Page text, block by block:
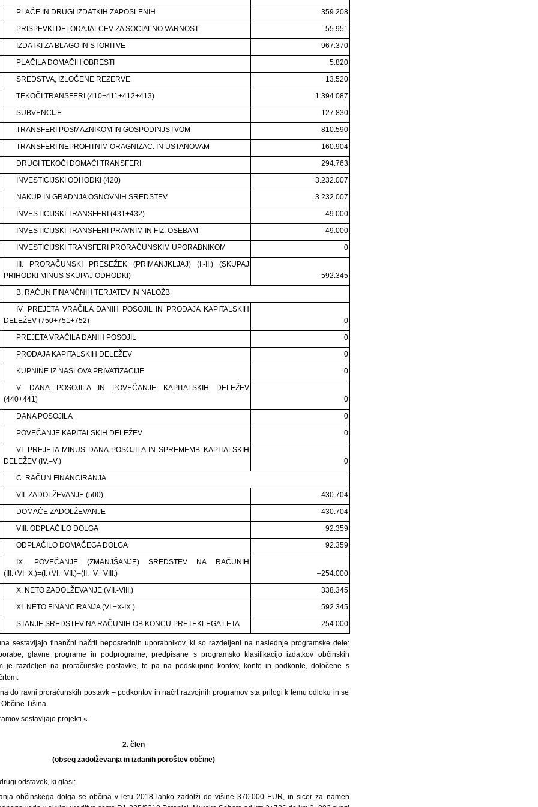
PLAČE IN DRUGI IZDATKIH ZAPOSLENIH
359.208
PRISPEVKI DELODAJALCEV ZA SOCIALNO VARNOST
55.951
IZDATKI ZA BLAGO IN STORITVE
967.370
PLAČILA DOMAČIH OBRESTI
5.820
SREDSTVA, IZLOČENE REZERVE
13.520
TEKOČI TRANSFERI (410+411+412+413)
1.394.087
SUBVENCIJE
127.830
TRANSFERI POSMAZNIKOM IN GOSPODINJSTVOM
810.590
TRANSFERI NEPROFITNIM ORAGNIZAC. IN USTANOVAM
160.904
DRUGI TEKOČI DOMAČI TRANSFERI
294.763
INVESTICIJSKI ODHODKI (420)
3.232.007
NAKUP IN GRADNJA OSNOVNIH SREDSTEV
3.232.007
INVESTICIJSKI TRANSFERI (431+432)
49.000
INVESTICIJSKI TRANSFERI PRAVNIM IN FIZ. OSEBAM
49.000
INVESTICIJSKI TRANSFERI PRORAČUNSKIM UPORABNIKOM
0
III. PRORAČUNSKI PRESEŽEK (PRIMANJKLJAJ) (I.-II.) (SKUPAJ
PRIHODKI MINUS SKUPAJ ODHODKI)
–592.345
B. RAČUN FINANČNIH TERJATEV IN NALOŽB
IV. PREJETA VRAČILA DANIH POSOJIL IN PRODAJA KAPITALSKIH
DELEŽEV (750+751+752)
0
PREJETA VRAČILA DANIH POSOJIL
0
PRODAJA KAPITALSKIH DELEŽEV
0
KUPNINE IZ NASLOVA PRIVATIZACIJE
0
V. DANA POSOJILA IN POVEČANJE KAPITALSKIH DELEŽEV
(440+441)
0
DANA POSOJILA
0
POVEČANJE KAPITALSKIH DELEŽEV
0
VI. PREJETA MINUS DANA POSOJILA IN SPREMEMB KAPITALSKIH
DELEŽEV (IV.–V.)
0
C. RAČUN FINANCIRANJA
VII. ZADOLŽEVANJE (500)
430.704
DOMAČE ZADOLŽEVANJE
430.704
VIII. ODPLAČILO DOLGA
92.359
ODPLAČILO DOMAČEGA DOLGA
92.359
IX. POVEČANJE (ZMANJŠANJE) SREDSTEV NA RAČUNIH
(III.+VI+X.)=(I.+VI.+VII.)–(II.+V.+VIII.)
–254.000
X. NETO ZADOLŽEVANJE (VII.-VIII.)
338.345
XI. NETO FINANCIRANJA (VI.+X-IX.)
592.345
STANJE SREDSTEV NA RAČUNIH OB KONCU PRETEKLEGA LETA
254.000
sestavljajo finančni načrti neposrednih uporabnikov, ki so razdeljeni na naslednje programske dele:
glavne programe in podprograme, predpisane s programsko klasifikacijo izdatkov občinskih
je razdeljen na proračunske postavke, te pa na podskupine kontov, konte in podkonte, določene s
do ravni proračunskih postavk – podkontov in načrt razvojnih programov sta prilogi k temu odloku in se
Tišina.
sestavljajo projekti.«
2. člen
(obseg zadolževanja in izdanih poroštev občine)
odstavek, ki glasi:
občinskega dolga se občina v letu 2018 lahko zadolži do višine 370.000 EUR, in sicer za namen